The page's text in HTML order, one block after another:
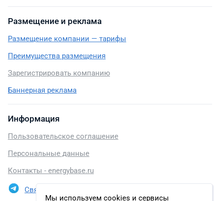
Мы используем cookies и сервисы
Размещение и реклама
Размещение компании — тарифы
Преимущества размещения
Зарегистрировать компанию
Баннерная реклама
Информация
Пользовательское соглашение
Персональные данные
Контакты - energybase.ru
Связаться в Telegram